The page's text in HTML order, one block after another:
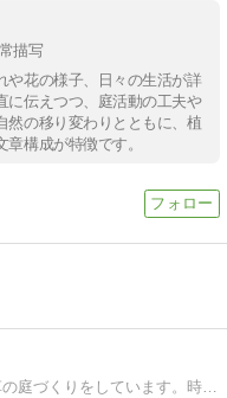
描写
や花の様子、日々の生活が詳
に伝えつつ、庭活動の工夫や
然の移り変わりとともに、植
構成が特徴です。
北海道の小さな町で、薔薇と宿根草の庭づくりをしています。時どき猫も登場します。